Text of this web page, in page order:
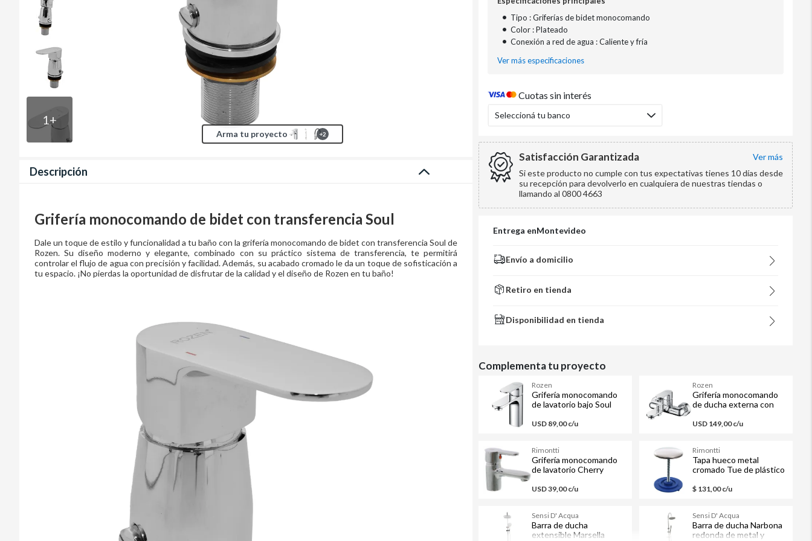
1+
Arma tu proyecto +2
Descripción
Grifería monocomando de bidet con transferencia Soul
Dale un toque de estilo y funcionalidad a tu baño con la grifería monocomando de bidet con transferencia Soul de
Rozen. Su diseño moderno y elegante, combinado con su práctico sistema de transferencia, te permitirá
controlar el flujo de agua con precisión y facilidad. Además, su acabado cromado le da un toque de sofisticación a
tu espacio. ¡No pierdas la oportunidad de disfrutar de la calidad y el diseño de Rozen en tu baño!
• Tipo : Griferías de bidet monocomando
• Color : Plateado
• Conexión a red de agua : Caliente y fría
Ver más especificaciones
Cuotas sin interés
Seleccioná tu banco
Satisfacción Garantizada
ver más
Si este producto no cumple con tus expectativas tienes 10 días desde
su recepción para devolverlo en cualquiera de nuestras tiendas o
llamando al 0800 4663
Entrega enMontevideo
Envío a domicilio
Retiro en tienda
Disponibilidad en tienda
Complementa tu proyecto
Rozen
Grifería monocomando
de lavatorio bajo Soul
USD 89,00 c/u
Rozen
Grifería monocomando
de ducha externa con
USD 149,00 c/u
Rimontti
Grifería monocomando
de lavatorio Cherry
USD 39,00 c/u
Rimontti
Tapa hueco metal
cromado Tue de plástico
$ 131,00 c/u
Sensi D' Acqua
Barra de ducha
extensible Marsella
Sensi D' Acqua
Barra de ducha Narbona
redonda de metal y